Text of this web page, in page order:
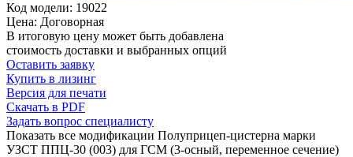
Код модели: 19022
Цена: Договорная
В итоговую цену может быть добавлена
стоимость доставки и выбранных опций
Оставить заявку
Купить в лизинг
Версия для печати
Скачать в PDF
Задать вопрос специалисту
Показать все модификации Полуприцеп-цистерна марки
УЗСТ ППЦ-30 (003) для ГСМ (3-осный, переменное сечение)